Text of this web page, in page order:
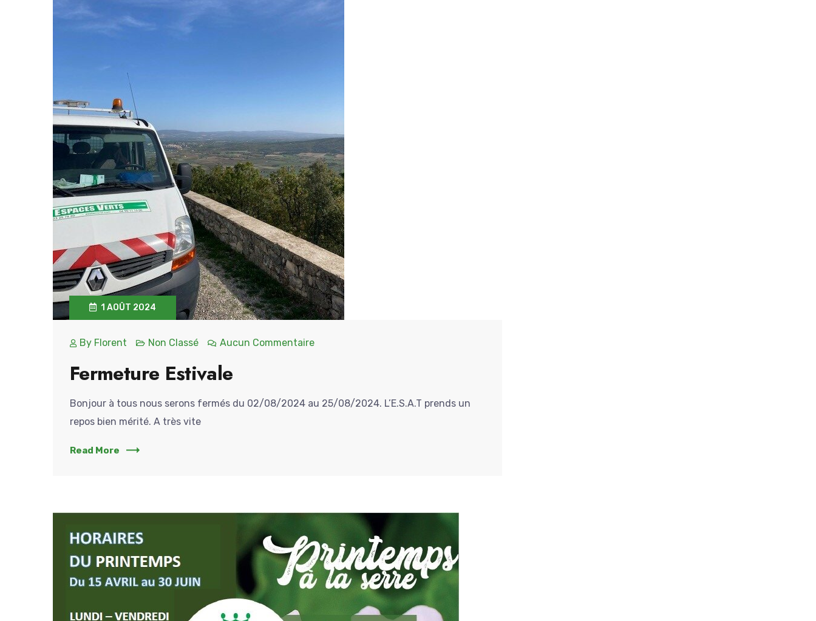
1 AOÛT 2024
By Florent Non Classé Aucun Commentaire
Fermeture Estivale
Bonjour à tous nous serons fermés du 02/08/2024 au 25/08/2024. L’E.S.A.T prends un
repos bien mérité. A très vite
Read More